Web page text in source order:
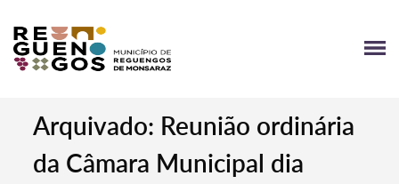
Arquivado: Reunião ordinária
da Câmara Municipal dia